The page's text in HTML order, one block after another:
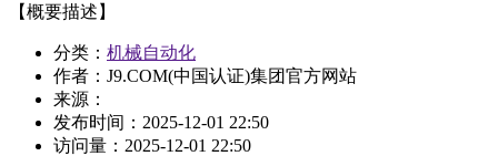
【概要描述】
分类： 机械自动化
作者：J9.COM(中国认证)集团官方网站
来源：
发布时间： 2025-12-01 22:50
访问量： 2025-12-01 22:50